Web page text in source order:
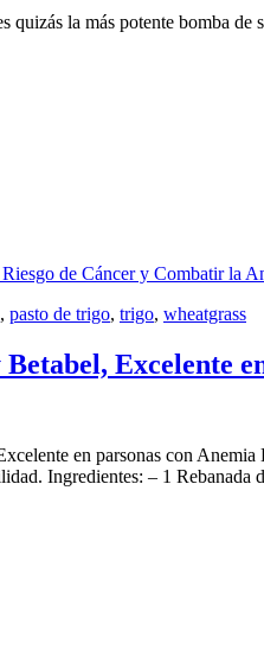
quizás la más potente bomba
de Cáncer y Combatir la
, pasto de trigo, trigo, wheatgrass
Excelente
en parsonas con
Ingredientes: – 1